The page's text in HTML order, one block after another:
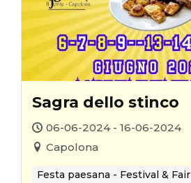
Sagra dello stinco
06-06-2024 - 16-06-2024
Capolona
Festa paesana - Festival & Fair